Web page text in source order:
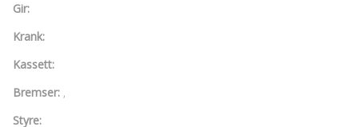
Gir:
Krank:
Kassett:
Bremser: ,
Styre: